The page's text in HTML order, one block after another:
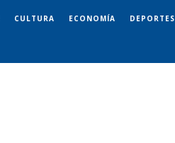
CULTURA ECONOMÍA DEPORTES